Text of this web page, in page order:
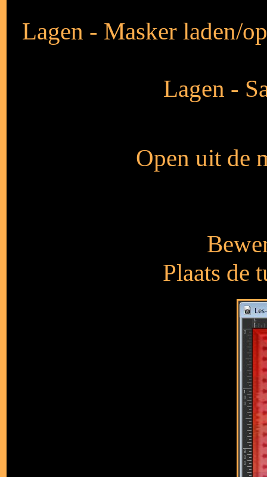
Lagen - Masker laden/
Lagen -
Open uit de
Plaats de